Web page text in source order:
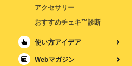
アクセサリー
おすすめチェキ™診断
使い方アイデア
Webマガジン